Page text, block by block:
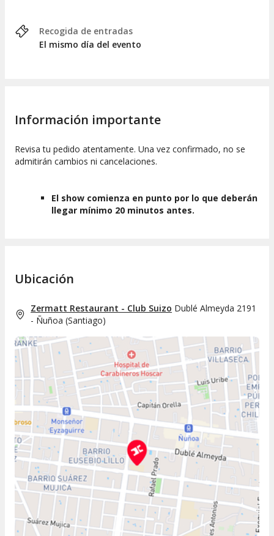
Recogida de entradas
El mismo día del evento
Información importante
Revisa tu pedido atentamente. Una vez confirmado, no se
admitirán cambios ni cancelaciones.
El show comienza en punto por lo que deberán
llegar mínimo 20 minutos antes.
Ubicación
Zermatt Restaurant - Club Suizo Dublé Almeyda 2191
- Ñuñoa (Santiago)